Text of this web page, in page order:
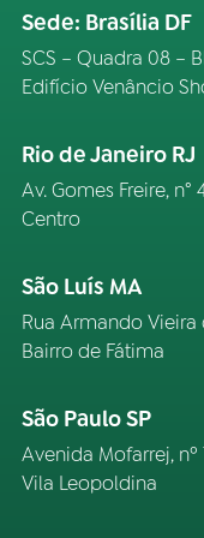
Sede: Brasília DF
SCS – Quadra 08 –
Edifício Venâncio
Rio de Janeiro RJ
Av. Gomes Freire, n°
Centro
São Luís MA
Rua Armando Vieira
Bairro de Fátima
São Paulo SP
Avenida Mofarrej, nº
Vila Leopoldina